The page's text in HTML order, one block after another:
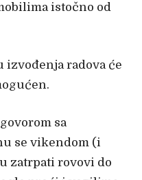
istočno od
izvođenja radova će
sa
se vikendom (i
zatrpati rovovi do